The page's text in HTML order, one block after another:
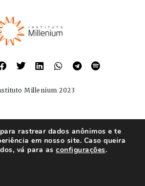
Millenium 2023
rastrear dados anônimos e te
em nosso site. Caso queira
vá para as configurações.